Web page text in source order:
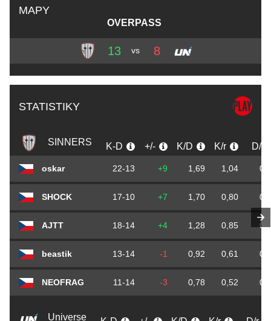
MAPY
OVERPASS
13 vs 8
STATISTIKY
SINNERS K-D +/- K/D K/r D/r
oskar 22-13 +9 1,69 1,04
SHOCK 17-10 +7 1,70 0,80
AJTT 18-14 +4 1,28 0,85
beastik 13-14 -1 0,92 0,61
NEOFRAG 11-14 -3 0,78 0,52
Universe